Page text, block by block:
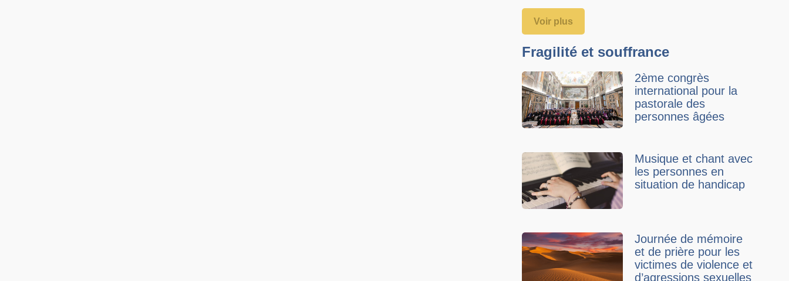
Voir plus
Fragilité et souffrance
2ème congrès
international pour la
pastorale des
personnes âgées
Musique et chant avec
les personnes en
situation de handicap
Journée de mémoire
et de prière pour les
victimes de violence et
d’agressions sexuelles